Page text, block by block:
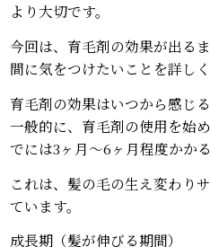
より大切です。
今回は、育毛剤の効果が出る
間に気をつけたいことを詳しく
育毛剤の効果はいつから感じ
一般的に、育毛剤の使用を始
でには3ヶ月〜6ヶ月程度かか
これは、髪の毛の生え変わり
ています。
成長期（髪が伸びる期間）